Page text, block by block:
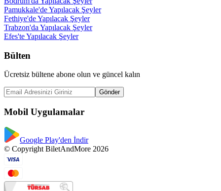
Pamukkale'de Yapılacak Şeyler
Fethiye'de Yapılacak Şeyler
Trabzon'da Yapılacak Şeyler
Efes'te Yapılacak Şeyler
Bülten
Ücretsiz bültene abone olun ve güncel kalın
Gönder
Mobil Uygulamalar
Google Play'den İndir
© Copyright BiletAndMore 2026